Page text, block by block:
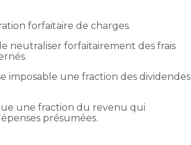
forfaitaire de charges.
neutraliser forfaitairement des frais
imposable une fraction des dividendes
une fraction du revenu qui
présumées.